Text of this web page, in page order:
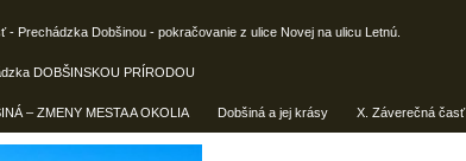
- Prechádzka Dobšinou - pokračovanie z ulice Novej na ulicu Letnú.
DOBŠINSKOU PRÍRODOU
– ZMENY MESTA A OKOLIA Dobšiná a jej krásy X. Záverečná časť